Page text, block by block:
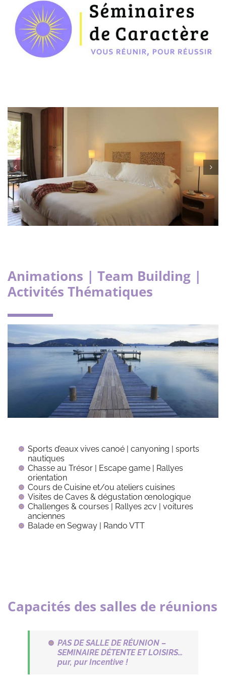
Animations | Team Building |
Activités Thématiques
Sports d’eaux vives canoé | canyoning | sports
nautiques
Chasse au Trésor | Escape game | Rallyes
orientation
Cours de Cuisine et/ou ateliers cuisines
Visites de Caves & dégustation œnologique
Challenges & courses | Rallyes 2cv | voitures
anciennes
Balade en Segway | Rando VTT
Capacités des salles de réunions
PAS DE SALLE DE RÉUNION –
SEMINAIRE DÉTENTE ET LOISIRS…
pur, pur Incentive !